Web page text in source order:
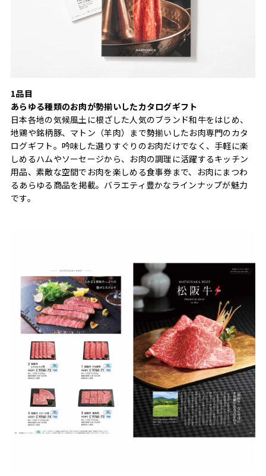
1品目
あらゆる種類のお肉が勢揃いしたカタログギフト
日本各地の気候風土に根ざした人気のブランド和牛をはじめ、
地鶏や銘柄豚、マトン（羊肉）まで勢揃いしたお肉専門のカタ
ログギフト。吟味した選りすぐりのお肉だけでなく、手軽に楽
しめるハムやソーセージから、お肉の調理に活躍するキッチン
用品、素敵な空間でお肉を楽しめる食事券まで、お肉にまつわ
るあらゆる商品を掲載。バラエティ豊かなラインナップが魅力
です。